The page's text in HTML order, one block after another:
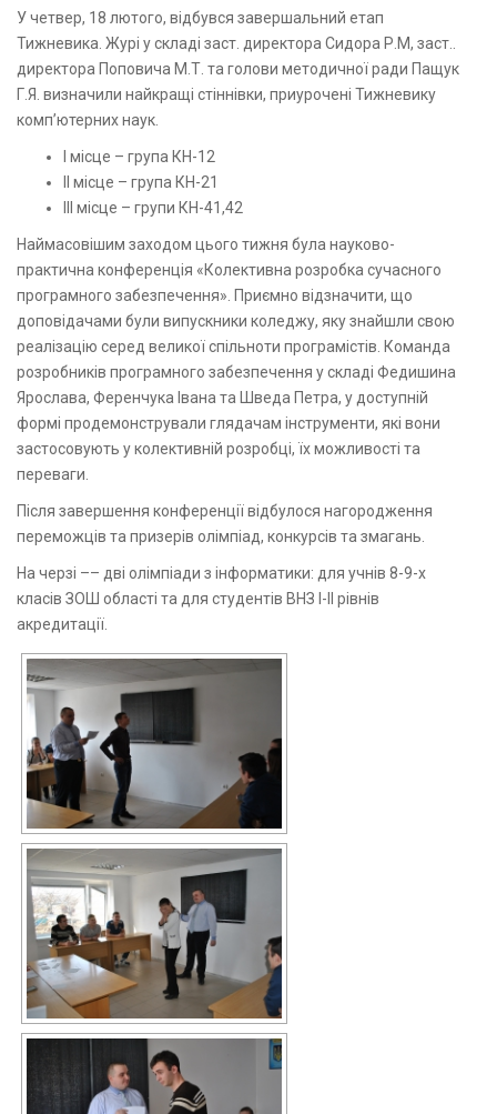
У четвер, 18 лютого, відбувся завершальний етап
Тижневика. Журі у складі заст. директора Сидора Р.М, заст..
директора Поповича М.Т. та голови методичної ради Пащук
Г.Я. визначили найкращі стіннівки, приурочені Тижневику
комп’ютерних наук.
І місце – група КН-12
ІІ місце – група КН-21
ІІІ місце – групи КН-41,42
Наймасовішим заходом цього тижня була науково-
практична конференція «Колективна розробка сучасного
програмного забезпечення». Приємно відзначити, що
доповідачами були випускники коледжу, яку знайшли свою
реалізацію серед великої спільноти програмістів. Команда
розробників програмного забезпечення у складі Федишина
Ярослава, Ференчука Івана та Шведа Петра, у доступній
формі продемонстрували глядачам інструменти, які вони
застосовують у колективній розробці, їх можливості та
переваги.
Після завершення конференції відбулося нагородження
переможців та призерів олімпіад, конкурсів та змагань.
На черзі –– дві олімпіади з інформатики: для учнів 8-9-х
класів ЗОШ області та для студентів ВНЗ І-ІІ рівнів
акредитації.